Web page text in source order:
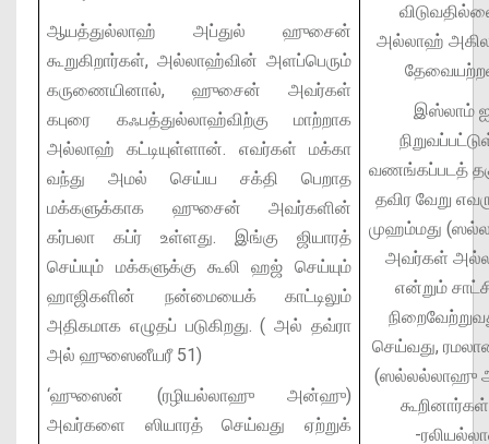
ஆயத்துல்லாஹ் அப்துல் ஹுசைன்
கூறுகிறார்கள், அல்லாஹ்வின் அளப்பெரும்
கருணையினால், ஹுசைன் அவர்கள்
கபுரை கஃபத்துல்லாஹ்விற்கு மாற்றாக
அல்லாஹ் கட்டியுள்ளான். எவர்கள் மக்கா
வந்து அமல் செய்ய சக்தி பெறாத
மக்களுக்காக ஹுசைன் அவர்களின்
கர்பலா கப்ர் உள்ளது. இங்கு ஜியாரத்
செய்யும் மக்களுக்கு கூலி ஹஜ் செய்யும்
ஹாஜிகளின் நன்மையைக் காட்டிலும்
அதிகமாக எழுதப் படுகிறது. ( அல் தவ்ரா
அல் ஹுஸைனீயரீ 51)
‘ஹுஸைன் (ரழியல்லாஹு அன்ஹு)
அவர்களை ஸியாரத் செய்வது ஏற்றுக்
அல்லாஹ்
இஸ்லாம்
வணங்கப்படத்
தவிர வேறு
முஹம்மது
அவர்கள்
என்றும்
செய்வது,
(ஸல்லல்லாஹு
-